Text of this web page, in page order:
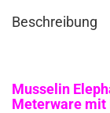
Beschreibung
Musselin
Meterware mit